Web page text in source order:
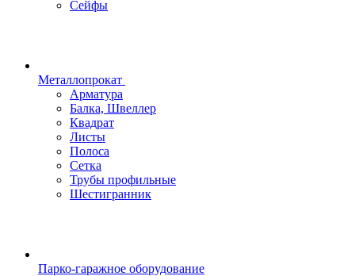
Сейфы
Металлопрокат
Арматура
Балка, Швеллер
Квадрат
Листы
Полоса
Сетка
Трубы профильные
Шестигранник
Парко-гаражное оборудование